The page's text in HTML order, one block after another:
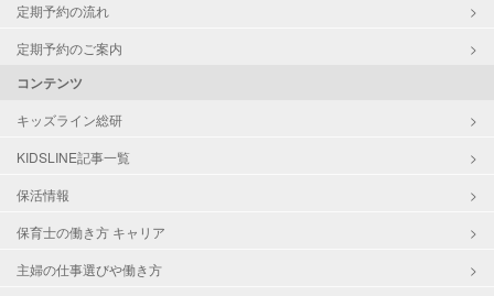
定期予約の流れ
定期予約のご案内
コンテンツ
キッズライン総研
KIDSLINE記事一覧
保活情報
保育士の働き方 キャリア
主婦の仕事選びや働き方